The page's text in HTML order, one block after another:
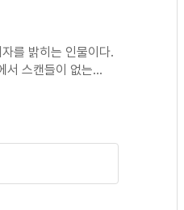
서 스캔들이 없는
일한 스캔들이라면